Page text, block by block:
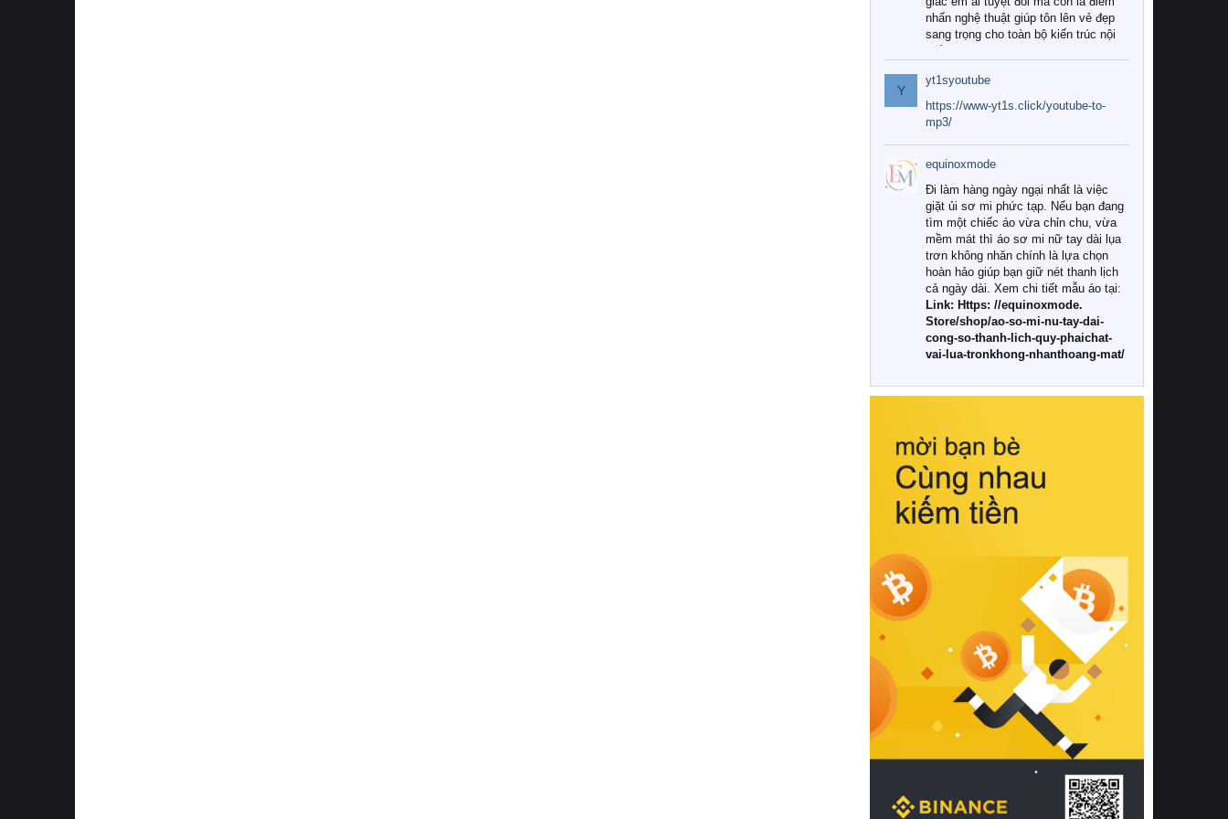
nhấn nghệ thuật giúp tôn lên vẻ đẹp
sang trọng cho toàn bộ kiến trúc nội
Tuy nhiên, giữa thị trường đa dạng
với vô vàn thương hiệu và mẫu mã
như hiện nay, làm thế nào để chọn
được những bộ chăn ga gối đệm cao
cấp thực sự chất lượng, phù hợp với
khí hậu và nhu cầu sử dụng của gia
đình? Hãy cùng chúng tôi đi tìm lời
giải đáp chi tiết qua bài viết dưới đây.
1. Tại sao các gia đình hiện đại lại ưa
chuộng chăn ga gối đệm cao cấp?
Khác với các dòng sản phẩm thông
thường, những bộ chăn ga gối đệm
cao cấp trải qua quy trình sản xuất
nghiêm ngặt từ khâu chọn lọc nguyên
liệu tự nhiên đến công nghệ dệt
nhuộm hiện đại không chứa hóa chất
này, bạn sẽ cảm nhận rõ rệt sự khác
hồi chuẩn xác của phần đệm nâng đỡ
cột sống.
Bên cạnh đó, việc lựa chọn các dòng
sản phẩm đạt chuẩn chất lượng quốc
tế còn giúp ngăn ngừa tình trạng kích
khuẩn và nấm mốc trong điều kiện
thời tiết nóng ẩm. Bạn có thể tìm hiểu
thêm các nghiên cứu khoa học về tác
động của giấc ngủ và môi trường
phòng ngủ đối với sức khỏe con
người tại Sleep Foundation (External
Link) để có cái nhìn toàn diện hơn.
2. Các tiêu chí vàng khi lựa chọn
chăn ga gối đệm cao cấp cho phòng
ngủ
Để sở hữu một bộ chăn ga gối đệm
cao cấp hoàn hảo cả về thẩm mỹ lẫn
công năng, người tiêu dùng cần cân
nhắc kỹ lưỡng các tiêu chí quan trọng
Y
yt1syoutube
https://www-yt1s.click/youtube-to-
mp3/
equinoxmode
Đi làm hàng ngày ngại nhất là việc
giặt ủi sơ mi phức tạp. Nếu bạn đang
tìm một chiếc áo vừa chỉn chu, vừa
mềm mát thì áo sơ mi nữ tay dài lụa
trơn không nhăn chính là lựa chọn
hoàn hảo giúp bạn giữ nét thanh lịch
cả ngày dài. Xem chi tiết mẫu áo tại:
Link: Https: //equinoxmode.
Store/shop/ao-so-mi-nu-tay-dai-
cong-so-thanh-lich-quy-phaichat-
vai-lua-tronkhong-nhanthoang-mat/